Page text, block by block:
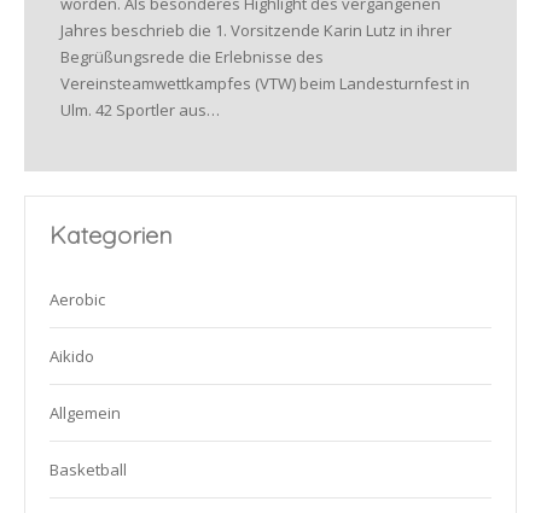
Jahres beschrieb die 1. Vorsitzende Karin Lutz in ihrer
Begrüßungsrede die Erlebnisse des
Vereinsteamwettkampfes (VTW) beim Landesturnfest in
Ulm. 42 Sportler aus…
Kategorien
Aerobic
Aikido
Allgemein
Basketball